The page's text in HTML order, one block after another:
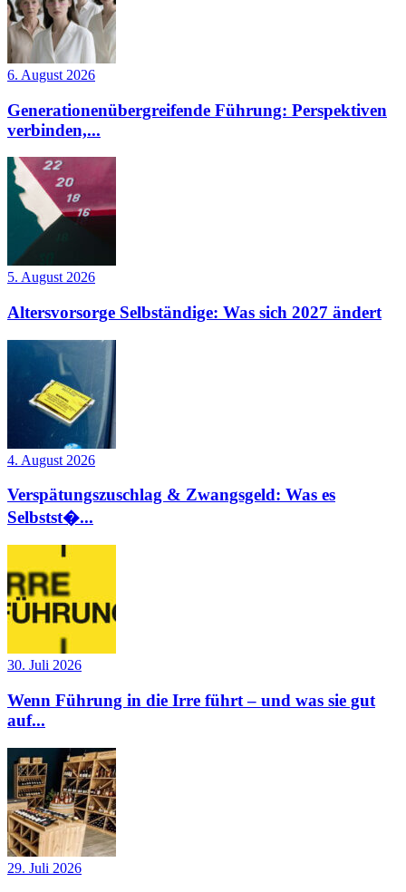
6. August 2026
Generationenübergreifende Führung: Perspektiven
verbinden,...
5. August 2026
Altersvorsorge Selbständige: Was sich 2027 ändert
4. August 2026
Verspätungszuschlag & Zwangsgeld: Was es
Selbstst�...
30. Juli 2026
Wenn Führung in die Irre führt – und was sie gut
auf...
29. Juli 2026